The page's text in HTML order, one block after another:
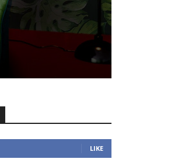
LIKE